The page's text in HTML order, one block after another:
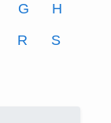
G
H
R
S